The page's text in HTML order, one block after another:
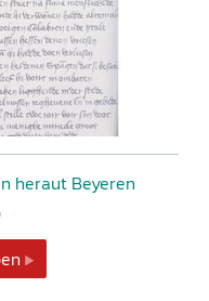
heraut Beyeren